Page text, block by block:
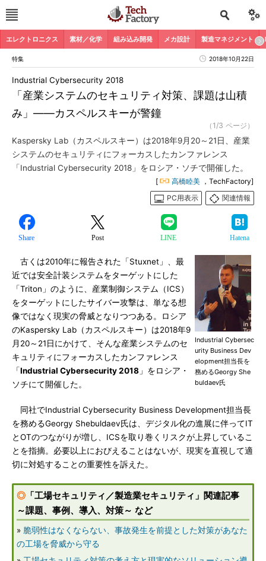
エレクトロニクス 素材／化学 組み込み開発 メカ設計 製造マネジメント
特集 2018年10月22日
「産業システムのセキュリティ対策、課題は山積
み」――カスペルスキーが警鐘
Industrial Cybersecurity 2018
（1/3 ページ）
Kaspersky Lab（カスペルスキー）は2018年9月20～21日、産業
システムのセキュリティにフォーカスしたカンファレンス
「Industrial Cybersecurity 2018」をロシア・ソチで開催した。
[ 高橋睦美 ，TechFactory]
PC用表示
関連情報
Share Post LINE Hatena
Industrial Cybersec
urity Business Dev
elopment担当長を
務めるGeorgy She
buldaev氏
古くは2010年に報告された「Stuxnet」、最
近では安全計装システムをターゲットにした
「Triton」のように、産業制御システム（ICS）
をターゲットにしたサイバー攻撃は、単なる想
像ではなく現実の脅威となりつつある。ロシア
のKaspersky Lab（カスペルスキー）は2018年9
月20～21日にかけて、そんな産業システムのセ
キュリティにフォーカスしたカンファレンス
「Industrial Cybersecurity 2018 」をロシア・
ソチにて開催した。
同社でIndustrial Cybersecurity Business Development担当長
を務めるGeorgy Shebuldaev氏は、デジタル化の進展に伴ってIT
とOTのつながりが増し、ICSを取り巻くリスクが上昇しているこ
とを指摘。必要以上におびえることはないが、現実を直視して適
切に対処することの重要性を訴えた。
◎ 「工場セキュリティ／製造業セキュリティ」関連記事
～課題、事例、導入、対策～ など
» 脆弱性はなくならない、事故発生を前提とした対策があなた
の工場を脅威から守る